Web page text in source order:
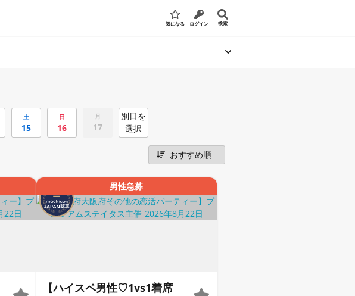
気になる ログイン 検索
土
15
日
16
月
17
別日を
選択
男性急募
【ハイスペ男性♡1vs1着席